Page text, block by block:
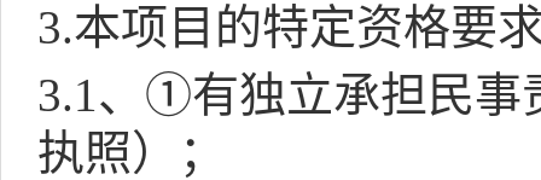
3.本项目的特定资格要
3.1、①有独立承担民事
执照）；